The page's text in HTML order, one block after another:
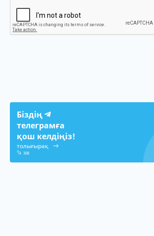
Біздің
телеграмға
қош келдіңіз!
толығырақ
308